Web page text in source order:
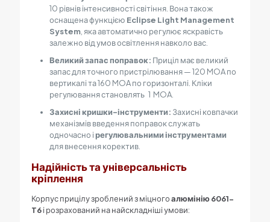
10 рівнів інтенсивності світіння. Вона також
оснащена функцією Eclipse Light Management
System, яка автоматично регулює яскравість
залежно від умов освітлення навколо вас.
Великий запас поправок: Приціл має великий
запас для точного пристрілювання —120 MOAпо
вертикалі та160 MOAпо горизонталі. Кліки
регулювання становлять 1 MOA.
Захисні кришки-інструменти: Захисні ковпачки
механізмів введення поправок служать
одночасно ірегулювальними інструментами
для внесення коректив.
Надійність та універсальність
кріплення
Корпус прицілу зроблений з міцногоалюмінію6061-
T6і розрахований на найскладніші умови: